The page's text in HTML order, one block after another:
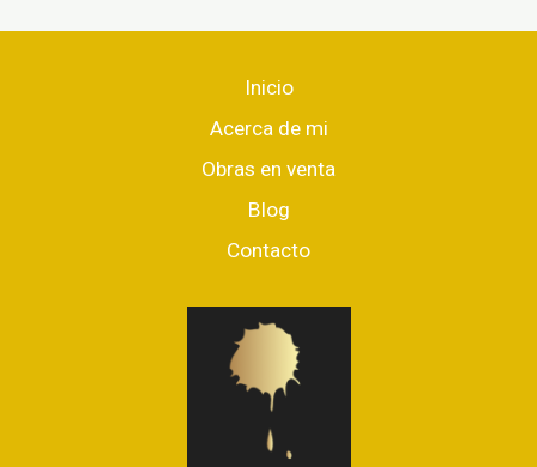
Inicio
Acerca de mi
Obras en venta
Blog
Contacto